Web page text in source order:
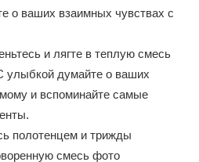
о ваших взаимных чувствах с
и лягте в теплую смесь
улыбкой думайте о ваших
и вспоминайте самые
полотенцем и трижды
смесь фото